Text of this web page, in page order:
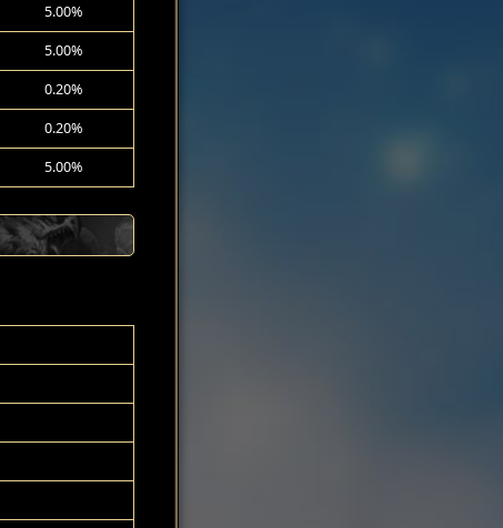
5.00%
5.00%
0.20%
0.20%
5.00%